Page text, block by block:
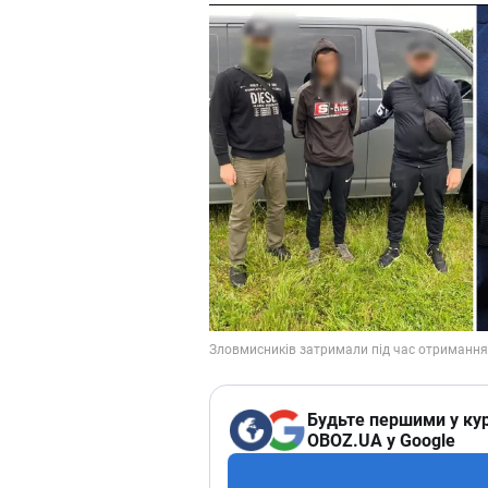
Будьте першими у
OBOZ.UA у Google